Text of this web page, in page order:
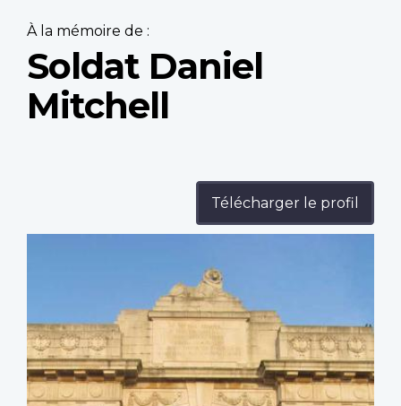
À la mémoire de :
Soldat Daniel
Mitchell
Télécharger le profil